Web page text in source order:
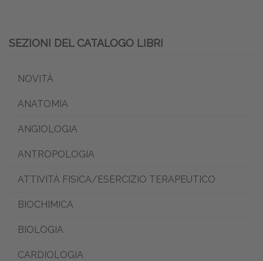
SEZIONI DEL CATALOGO LIBRI
NOVITÀ
ANATOMIA
ANGIOLOGIA
ANTROPOLOGIA
ATTIVITÀ FISICA/ESERCIZIO TERAPEUTICO
BIOCHIMICA
BIOLOGIA
CARDIOLOGIA